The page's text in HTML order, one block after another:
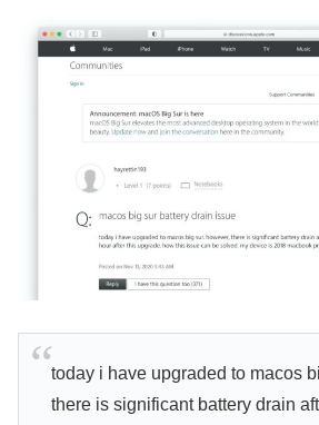
today i have upgraded to macos
there is significant battery drain